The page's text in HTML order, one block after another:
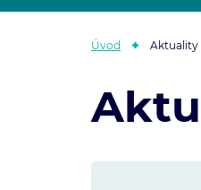
Úvod Aktuality